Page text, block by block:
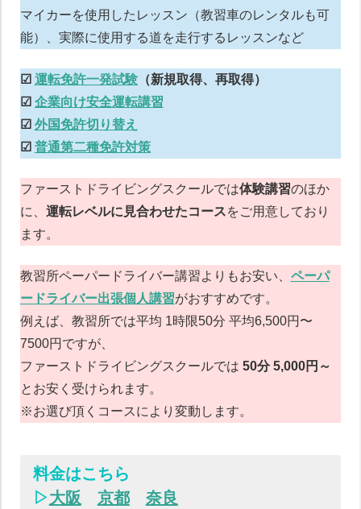
ペーパードライバー講習について
マイカーを使用したレッスン（教習車のレンタルも可
能）、実際に使用する道を走行するレッスンなど
☑︎ 運転免許一発試験（新規取得、再取得）
☑︎ 企業向け安全運転講習
☑︎ 外国免許切り替え
☑︎ 普通第二種免許対策
ファーストドライビングスクールでは体験講習のほか
に、 運転レベルに見合わせたコースをご用意しており
ます。
教習所ペーパードライバー講習よりもお安い、 ペーパ
ードライバー出張個人講習がおすすめです。
例えば、教習所では平均 1時限50分 平均6,500円〜
7500円ですが、
ファーストドライビングスクールでは 50分 5,000円～
とお安く受けられます。
※お選び頂くコースにより変動します。
料金はこちら
▷大阪 京都 奈良